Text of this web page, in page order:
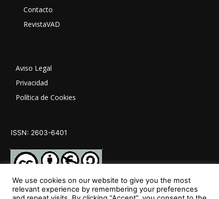
Contacto
RevistaVAD
Aviso Legal
Privacidad
Política de Cookies
ISSN: 2603-6401
We use cookies on our website to give you the most
relevant experience by remembering your preferences